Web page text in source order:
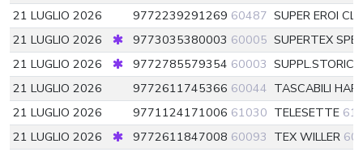
21 LUGLIO 2026
9772239291269 60487 SUPER EROI
21 LUGLIO 2026
9773035380003 60005 SUPERTEX
21 LUGLIO 2026
9772785579354 60003
21 LUGLIO 2026
9772611745366 60044 TASCABILI
21 LUGLIO 2026
9771124171006 61030 TELESETTE
21 LUGLIO 2026
9772611847008 60093 TEX WILLER